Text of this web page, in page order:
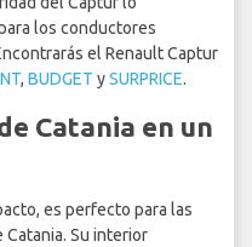
los conductores
el Renault Captur
, BUDGET ySURPRICE.
Catania en un
es perfecto para las
Su interior